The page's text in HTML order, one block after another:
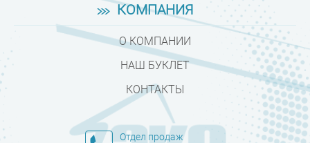
КОМПАНИЯ
О КОМПАНИИ
НАШ БУКЛЕТ
КОНТАКТЫ
Отдел продаж